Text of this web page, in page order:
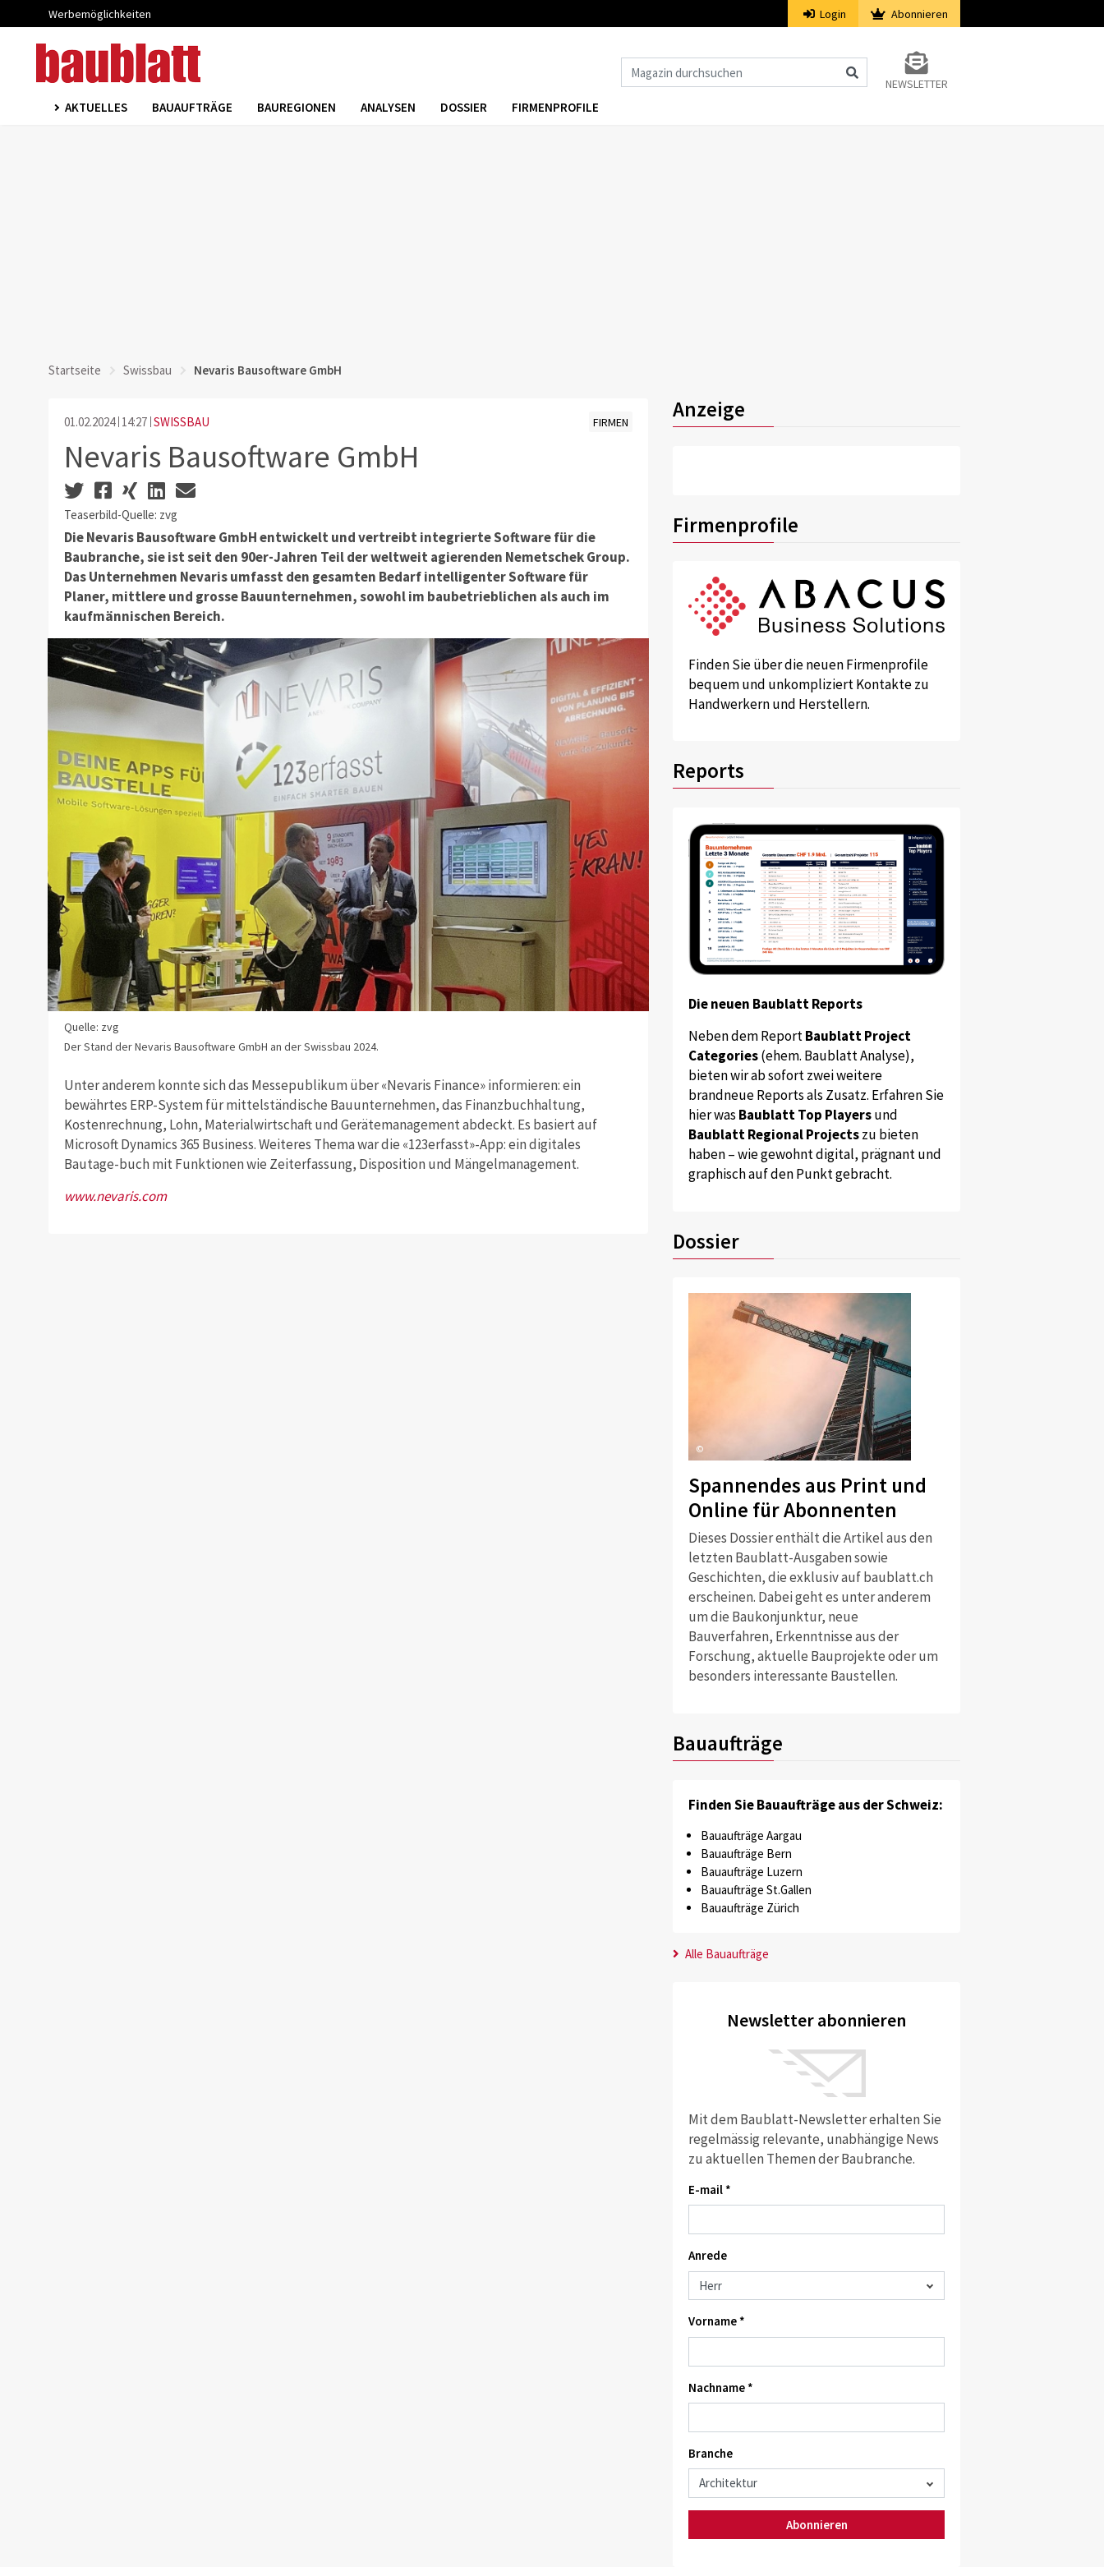
Werbemöglichkeiten Login Abonnieren
NEWSLETTER
AKTUELLES BAUAUFTRÄGE BAUREGIONEN ANALYSEN DOSSIER FIRMENPROFILE
Startseite Swissbau Nevaris Bausoftware GmbH
01.02.2024 14:27 SWISSBAU FIRMEN
Nevaris Bausoftware GmbH
Teaserbild-Quelle: zvg
Die Nevaris Bausoftware GmbH entwickelt und vertreibt integrierte Software für die
Baubranche, sie ist seit den 90er-Jahren Teil der weltweit agierenden Nemetschek Group.
Das Unternehmen Nevaris umfasst den gesamten Bedarf intelligenter Software für
Planer, mittlere und grosse Bauunternehmen, sowohl im baubetrieblichen als auch im
kaufmännischen Bereich.
Quelle: zvg
Der Stand der Nevaris Bausoftware GmbH an der Swissbau 2024.
Unter anderem konnte sich das Messepublikum über «Nevaris Finance» informieren: ein
bewährtes ERP-System für mittelständische Bauunternehmen, das Finanzbuchhaltung,
Kostenrechnung, Lohn, Materialwirtschaft und Gerätemanagement abdeckt. Es basiert auf
Microsoft Dynamics 365 Business. Weiteres Thema war die «123erfasst»-App: ein digitales
Bautage-buch mit Funktionen wie Zeiterfassung, Disposition und Mängelmanagement.
www.nevaris.com
Anzeige
Firmenprofile
Finden Sie über die neuen Firmenprofile
bequem und unkompliziert Kontakte zu
Handwerkern und Herstellern.
Reports
Die neuen Baublatt Reports
Neben dem ReportBaublatt Project
Categories(ehem. Baublatt Analyse),
bieten wir ab sofort zwei weitere
brandneue Reports als Zusatz. Erfahren Sie
hier was Baublatt Top Playersund
Baublatt Regional Projectszu bieten
haben – wie gewohnt digital, prägnant und
graphisch auf den Punkt gebracht.
Dossier
©
Spannendes aus Print und
Online für Abonnenten
Dieses Dossier enthält die Artikel aus den
letzten Baublatt-Ausgaben sowie
Geschichten, die exklusiv auf baublatt.ch
erscheinen. Dabei geht es unter anderem
um die Baukonjunktur, neue
Bauverfahren, Erkenntnisse aus der
Forschung, aktuelle Bauprojekte oder um
besonders interessante Baustellen.
Bauaufträge
Finden Sie Bauaufträge aus der Schweiz:
Bauaufträge Aargau
Bauaufträge Bern
Bauaufträge Luzern
Bauaufträge St.Gallen
Bauaufträge Zürich
Alle Bauaufträge
Newsletter abonnieren
Mit dem Baublatt-Newsletter erhalten Sie
regelmässig relevante, unabhängige News
zu aktuellen Themen der Baubranche.
E-mail *
Anrede
Vorname *
Nachname *
Branche
Abonnieren